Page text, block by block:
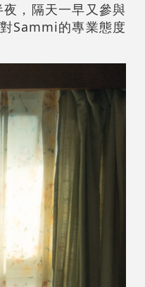
，隔天一早又參與
Sammi的專業態度